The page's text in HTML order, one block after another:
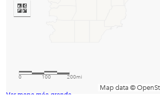
Ver mapa más grande